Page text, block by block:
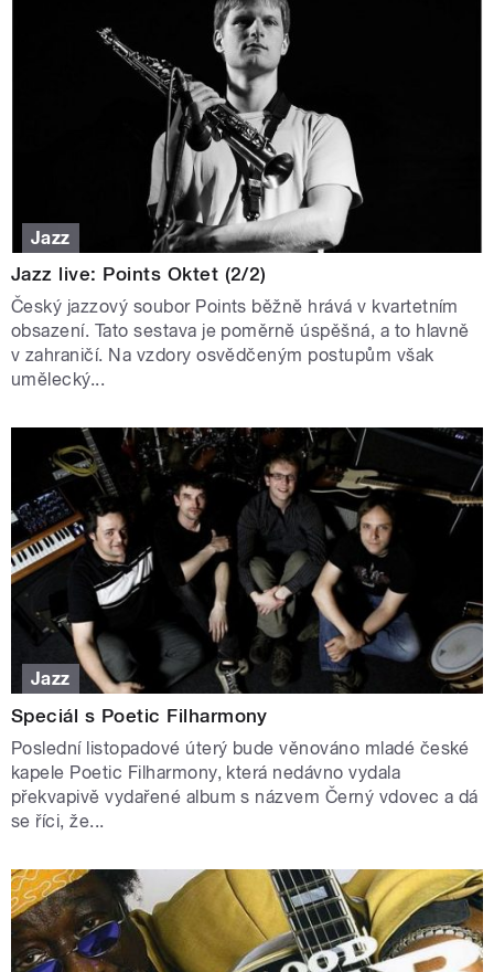
Jazz
Jazz live: Points Oktet (2/2)
Český jazzový soubor Points běžně hrává v kvartetním
obsazení. Tato sestava je poměrně úspěšná, a to hlavně
v zahraničí. Na vzdory osvědčeným postupům však
umělecký...
Jazz
Speciál s Poetic Filharmony
Poslední listopadové úterý bude věnováno mladé české
kapele Poetic Filharmony, která nedávno vydala
překvapivě vydařené album s názvem Černý vdovec a dá
se říci, že...